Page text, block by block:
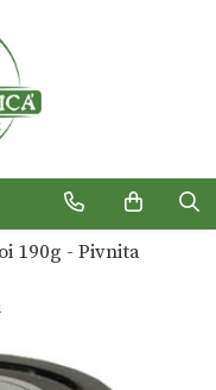
190g - Pivnita